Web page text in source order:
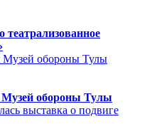
Музей обороны Тулы